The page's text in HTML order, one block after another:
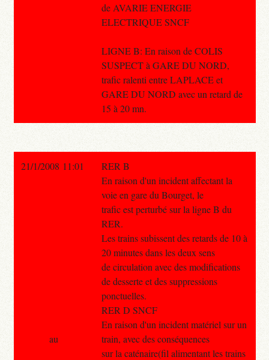
de AVARIE ENERGIE
ELECTRIQUE SNCF
LIGNE B: En raison de COLIS
SUSPECT à GARE DU NORD,
trafic ralenti entre LAPLACE et
GARE DU NORD avec un retard de
15 à 20 mn.
21/1/2008 11:01
RER B
En raison d'un incident affectant la
voie en gare du Bourget, le
trafic est perturbé sur la ligne B du
RER.
Les trains subissent des retards de 10 à
20 minutes dans les deux sens
de circulation avec des modifications
de desserte et des suppressions
ponctuelles.
RER D SNCF
En raison d'un incident matériel sur un
train, avec des conséquences
sur la caténaire(fil alimentant les trains
au